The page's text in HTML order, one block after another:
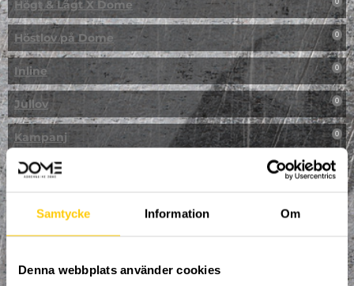
Samtycke Information Om
Denna webbplats använder cookies
Högt & Lågt X Dome 0
Höstlov på Dome 0
Inline 0
Jullov 0
Kampanj 0
Kickbike 0
Klättring
LAN